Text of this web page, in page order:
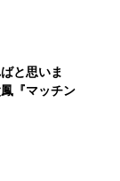
と思いま
『マッチン